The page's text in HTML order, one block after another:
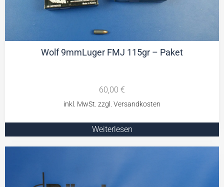
Wolf 9mmLuger FMJ 115gr – Paket
60,00 €
Weiterlesen